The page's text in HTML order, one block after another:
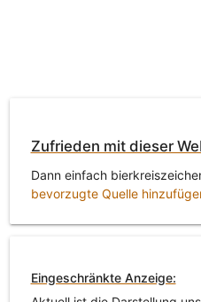
Zufrieden mit dieser
Dann einfach
bevorzugte Quelle
Eingeschränkte Anzeige: